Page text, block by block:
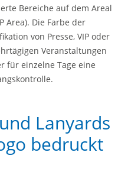
Bereiche auf dem Areal
Area). Die Farbe der
von Presse, VIP oder
Veranstaltungen
für einzelne Tage eine
Lanyards
bedruckt